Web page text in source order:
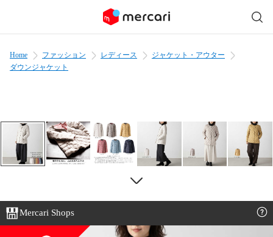
Home ファッション レディース
ジャケット・アウター
ダウンジャケット
Mercari Shops